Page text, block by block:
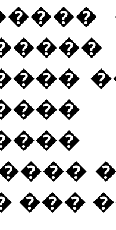
���